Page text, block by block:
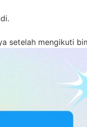
setelah mengikuti